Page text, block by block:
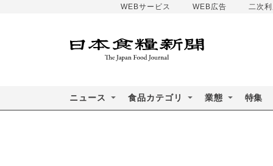
WEBサービス WEB広告 二次
ニュース 食品カテゴリ 業態 特集